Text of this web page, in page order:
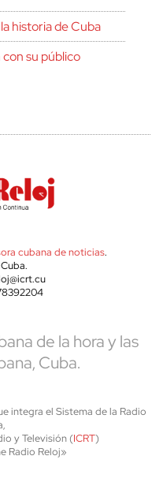
historia de Cuba
su público
cubana de noticias.
de la hora y las
Cuba.
integra el Sistema de la Radio
y Televisión (ICRT)
Radio Reloj»